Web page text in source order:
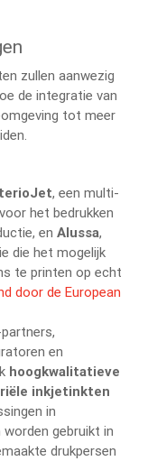
zullen aanwezig
de integratie van
tot meer
, een multi-
het bedrukken
en Alussa,
die het mogelijk
te printen op echt
door de European
en
hoogkwalitatieve
inkjetinkten
in
gebruikt in
drukpersen